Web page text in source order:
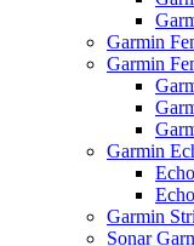
Garmin
Garmin
Garmin
Garmin
Sonar